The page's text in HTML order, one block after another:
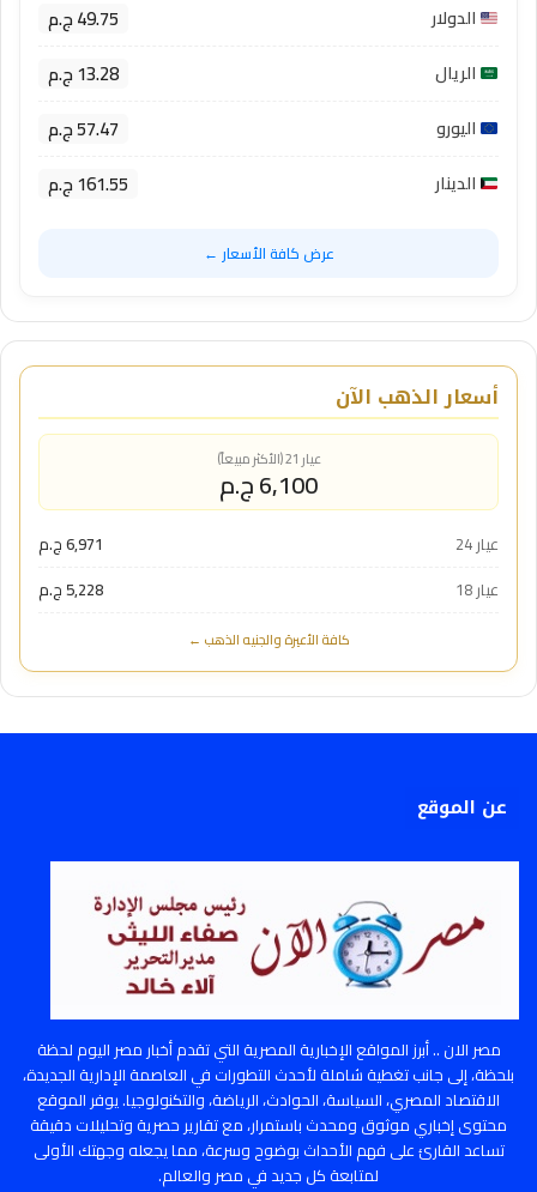
الدولار 49.75 ج.م
الريال 13.28 ج.م
اليورو 57.47 ج.م
الدينار 161.55 ج.م
عرض كافة الأسعار ←
أسعار الذهب الآن
عيار 21 (الأكثر مبيعاً)
6,100 ج.م
عيار 24
6,971 ج.م
عيار 18
5,228 ج.م
كافة الأعيرة والجنيه الذهب ←
عن الموقع
مصر الان .. أبرز المواقع الإخبارية المصرية التي تقدم أخبار مصر اليوم لحظة
بلحظة، إلى جانب تغطية شاملة لأحدث التطورات في العاصمة الإدارية الجديدة،
الاقتصاد المصري، السياسة، الحوادث، الرياضة، والتكنولوجيا. يوفر الموقع
محتوى إخباري موثوق ومحدث باستمرار، مع تقارير حصرية وتحليلات دقيقة
تساعد القارئ على فهم الأحداث بوضوح وسرعة، مما يجعله وجهتك الأولى
لمتابعة كل جديد في مصر والعالم.